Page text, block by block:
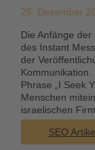
28. Dezember
Die Anfänge
des Instant
der
Phrase „I Seek
Menschen
israelischen
Von
ICQ
SEO